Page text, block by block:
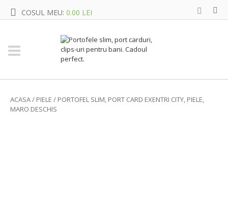
COSUL MEU: 0.00 LEI
ACASA/ PIELE / PORTOFEL SLIM, PORT CARD EXENTRI CITY, PIELE,
MARO DESCHIS